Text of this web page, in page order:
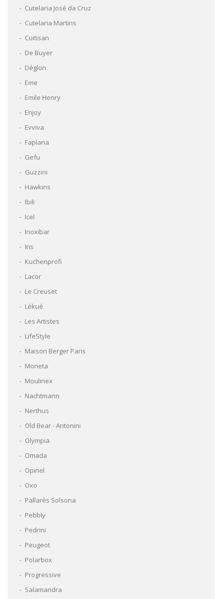
Cutelaria José da Cruz
Cutelaria Martins
Cuitisan
De Buyer
Déglon
Eme
Emile Henry
Enjoy
Evviva
Faplana
Gefu
Guzzini
Hawkins
Ibili
Icel
Inoxibar
Iris
Kuchenprofi
Lacor
Le Creuset
Lékué
Les Artistes
LifeStyle
Maison Berger Paris
Moneta
Moulinex
Nachtmann
Nerthus
Old Bear - Antonini
Olympia
Omada
Opinel
Oxo
Pallarès Solsona
Pebbly
Pedrini
Peugeot
Polarbox
Progressive
Salamandra